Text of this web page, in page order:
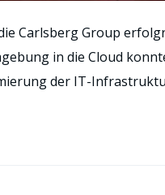
Carlsberg Group
in die Cloud
der IT-